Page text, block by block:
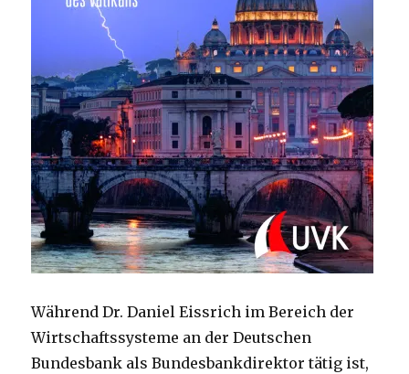
Während Dr. Daniel Eissrich im Bereich der
Wirtschaftssysteme an der Deutschen
Bundesbank als Bundesbankdirektor tätig ist,